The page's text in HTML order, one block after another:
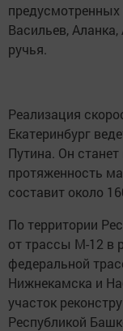
Васильев,
ручья.
Реализация
Екатеринбург
Путина. Он
протяженность
составит около
По территории
от трассы М-12 в
федеральной
Нижнекамска и
участок
Республикой